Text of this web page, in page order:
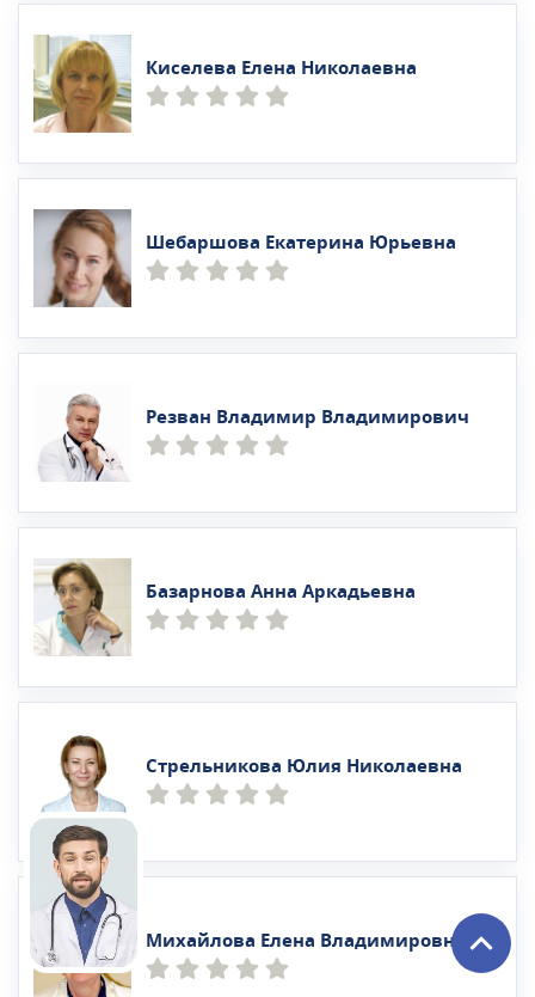
Киселева Елена Николаевна
Шебаршова Екатерина Юрьевна
Резван Владимир Владимирович
Базарнова Анна Аркадьевна
Стрельникова Юлия Николаевна
Михайлова Елена Владимировна